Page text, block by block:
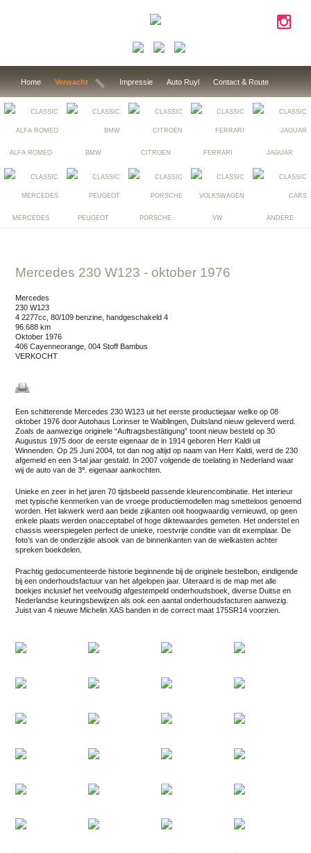
Home Verwacht Impressie Auto Ruyl Contact & Route
ALFA ROMEO BMW CITROEN FERRARI JAGUAR
MERCEDES PEUGEOT PORSCHE VW ANDERE
Mercedes 230 W123 - oktober 1976
Mercedes
230 W123
4 2277cc, 80/109 benzine, handgeschakeld 4
96.688 km
oktober 1976
406 Cayenneorange, 004 Stoff Bambus
VERKOCHT
Een schitterende Mercedes 230 W123 uit het eerste productiejaar welke op 08
oktober 1976 door Autohaus Lorinser te Waiblingen, Duitsland nieuw geleverd werd.
Zoals de aanwezige originele “Auftragsbestätigung” toont nieuw besteld op 30
Augustus 1975 door de eerste eigenaar de in 1914 geboren Herr Kaldi uit
Winnenden. Op 25 Juni 2004, tot dan nog altijd op naam van Herr Kaldi, werd de 230
afgemeld en een 3-tal jaar gestald. In 2007 volgende de toelating in Nederland waar
wij de auto van de 3e . eigenaar aankochten.
Unieke en zeer in het jaren 70 tijdsbeeld passende kleurencombinatie. Het interieur
met typische kenmerken van de vroege productiemodellen mag smetteloos genoemd
worden. Het lakwerk werd aan beide zijkanten ooit hoogwaardig vernieuwd, op geen
enkele plaats werden onacceptabel of hoge diktewaardes gemeten. Het onderstel en
chassis weerspiegelen perfect de unieke, roestvrije conditie van dit exemplaar. De
foto’s van de onderzijde alsook van de binnenkanten van de wielkasten achter
spreken boekdelen.
Prachtig gedocumenteerde historie beginnende bij de originele bestelbon, eindigende
bij een onderhoudsfactuur van het afgelopen jaar. Uiteraard is de map met alle
boekjes inclusief het veelvoudig afgestempeld onderhoudsboek, diverse Duitse en
Nederlandse keuringsbewijzen als ook een aantal onderhoudsfacturen aanwezig.
Juist van 4 nieuwe Michelin XAS banden in de correct maat 175SR14 voorzien.